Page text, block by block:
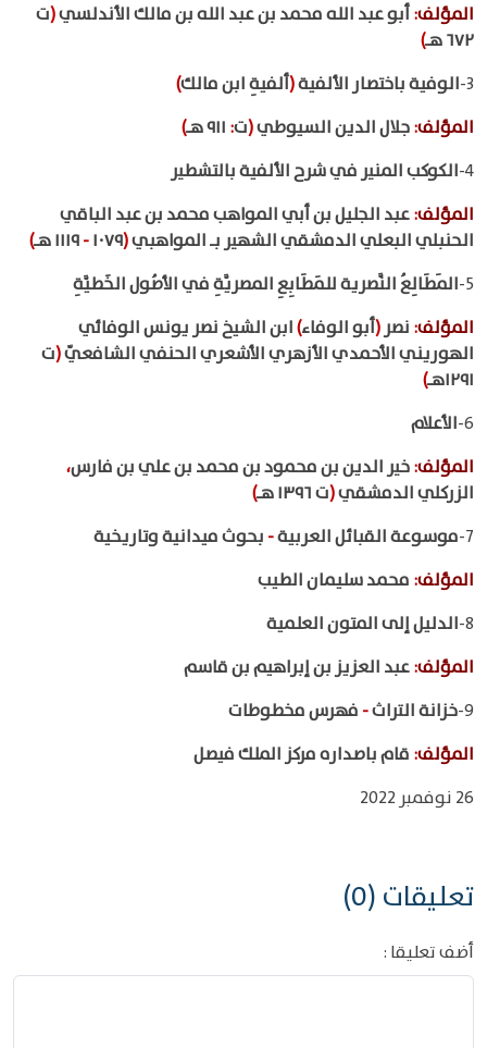
المؤلف:أبو عبد الله محمد بن عبد الله بن مالك الأندلسي(ت
٦٧٢ هـ
)
3- الوفية باختصار الألفية(ألفيةِ ابن مالك)
المؤلف:جلال الدين السيوطي(ت:
)
4- الكوكب المنير في شرح الألفية بالتشطير
المؤلف:عبد الجليل بن أبي المواهب محمد بن عبد الباقي
الحنبلي البعلي الدمشقي الشهير بـ المواهبي(١٠٧٩-
)
5- المَطَالِعُ النَّصرية للمَطَابِعِ المصريَّةِ في الأصُول الخَطيَّةِ
المؤلف: نصر(أبو الوفاء)ابن الشيخ نصر يونس الوفائي
الهوريني الأحمدي الأزهري الأشعري الحنفي الشافعيّ(ت
١٢٩١هـ
)
6- الأعلام
المؤلف:خير الدين بن محمود بن محمد بن علي بن فارس،
الزركلي الدمشقي(ت ١٣٩٦ هـ
)
7- موسوعة القبائل العربية- بحوث ميدانية وتاريخية
المؤلف: محمد سليمان الطيب
8- الدليل إلى المتون العلمية
المؤلف:عبد العزيز بن إبراهيم بن قاسم
9- خزانة التراث- فهرس مخطوطات
المؤلف: قام باصداره مركز الملك فيصل
26 نوفمبر 2022
تعليقات (0)
أضف تعليقا :